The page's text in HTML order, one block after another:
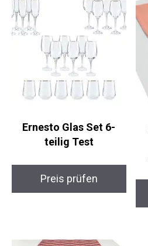
Ernesto Glas Set 6-
teilig Test
Preis prüfen